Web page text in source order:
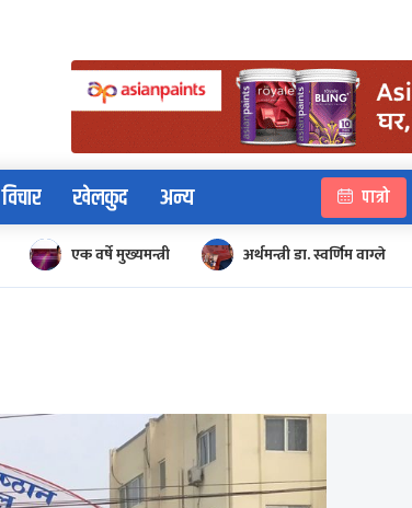
विचार खेलकुद अन्य पात्रो
एक वर्षे मुख्यमन्त्री अर्थमन्त्री डा. स्वर्णिम वाग्ले